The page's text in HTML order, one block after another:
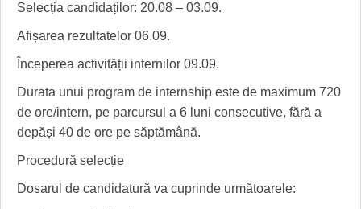
Selecția candidaților: 20.08 – 03.09.
Afișarea rezultatelor 06.09.
Începerea activității internilor 09.09.
Durata unui program de internship este de maximum 720
de ore/intern, pe parcursul a 6 luni consecutive, fără a
depăși 40 de ore pe săptămână.
Procedură selecție
Dosarul de candidatură va cuprinde următoarele: